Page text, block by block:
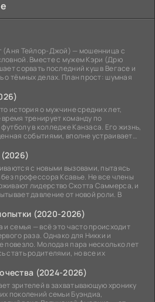
(Аня Тейлор-Джой) — мошенница с
Вместе с мужем Кэри (Дрю
сорвать последний куш в Вегасе и
о тёмных делах. План прост: шумная
история о мужчине средних лет,
тренирует команду по
в колледже Канзаса. Его жизнь,
событиями, вполне устраивает
с новыми вызовами, пытаясь
профессора Ксавье. Не все члены
лидерство Скотта Саммерса, и
давление от новой роли. В
(2020-2026)
и семья — всё это часто происходит
раза. Однако для Никки и
повезло. Молодая пара несколько лет
стать родителями, но все их
(2024-2026)
зрителей в захватывающую хронику
поколений семьи Буэндиа,